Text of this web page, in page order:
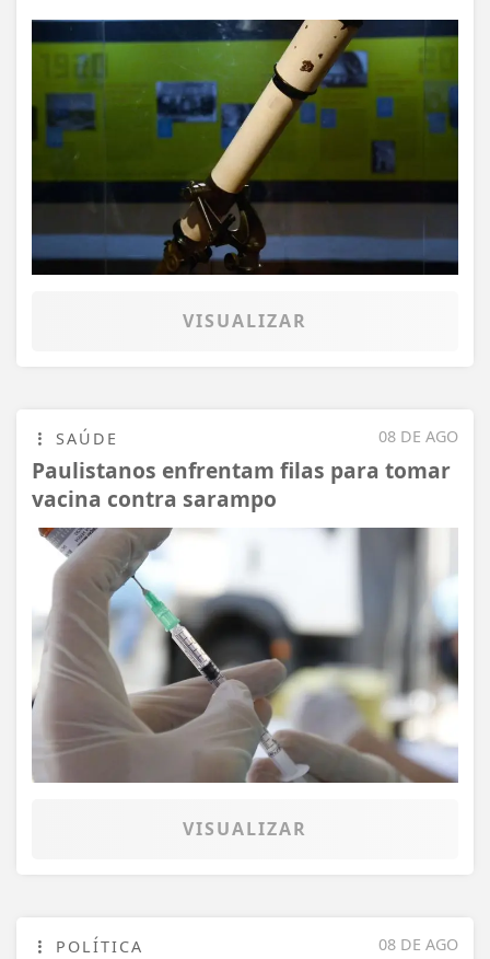
VISUALIZAR
08 DE AGO
SAÚDE
Paulistanos enfrentam filas para tomar
vacina contra sarampo
VISUALIZAR
08 DE AGO
POLÍTICA